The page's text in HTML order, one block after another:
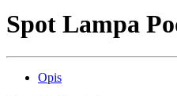
Spot Lampa
Opis